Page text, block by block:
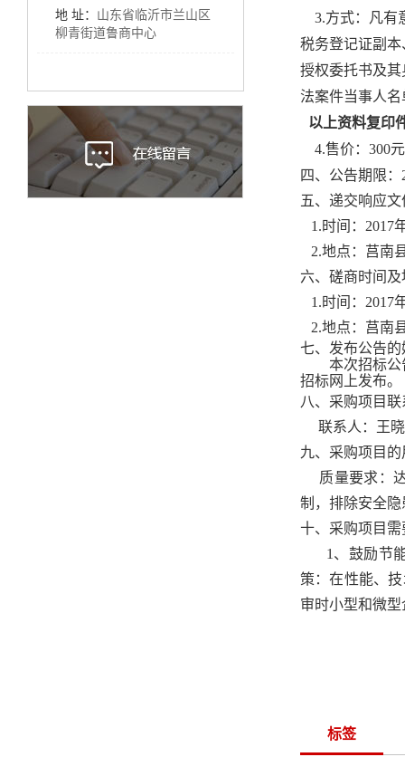
地 址： 山东省临沂市兰山区
柳青街道鲁商中心
3.方式：
凡有
税务登记证副
授权委托书及
法案件当事人
以上资料复印
4.售价： 300
四、公告期限：
五、递交响应
1.时间： 2017
2.地点： 莒南
六、磋商时间及
1.时间： 2017
2.地点： 莒南
七、 发布公告的
本次招标公
招标网上发布。
八、 采购项目
联系人：
王
九、采购项目
质量要求：
制，排除安全
十、采购项目
1、鼓励节
策：在性能、
审时小型和微
标签